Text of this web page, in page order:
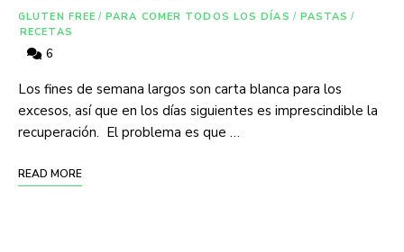
GLUTEN FREE / PARA COMER TODOS LOS DÍAS / PASTAS /
RECETAS
6
Los fines de semana largos son carta blanca para los
excesos, así que en los días siguientes es imprescindible la
recuperación. El problema es que …
READ MORE